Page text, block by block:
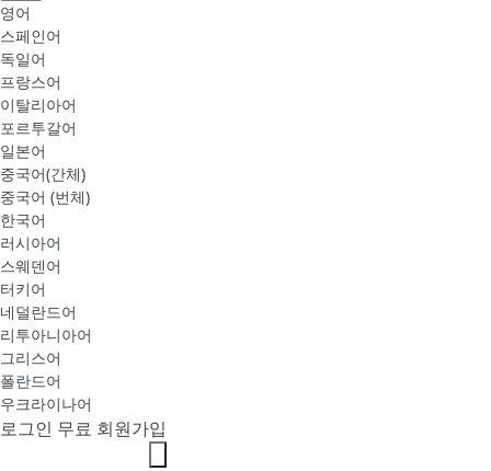
영어
스페인어
독일어
프랑스어
이탈리아어
포르투갈어
일본어
중국어(간체)
중국어 (번체)
한국어
러시아어
스웨덴어
터키어
네덜란드어
리투아니아어
그리스어
폴란드어
우크라이나어
로그인 무료 회원가입